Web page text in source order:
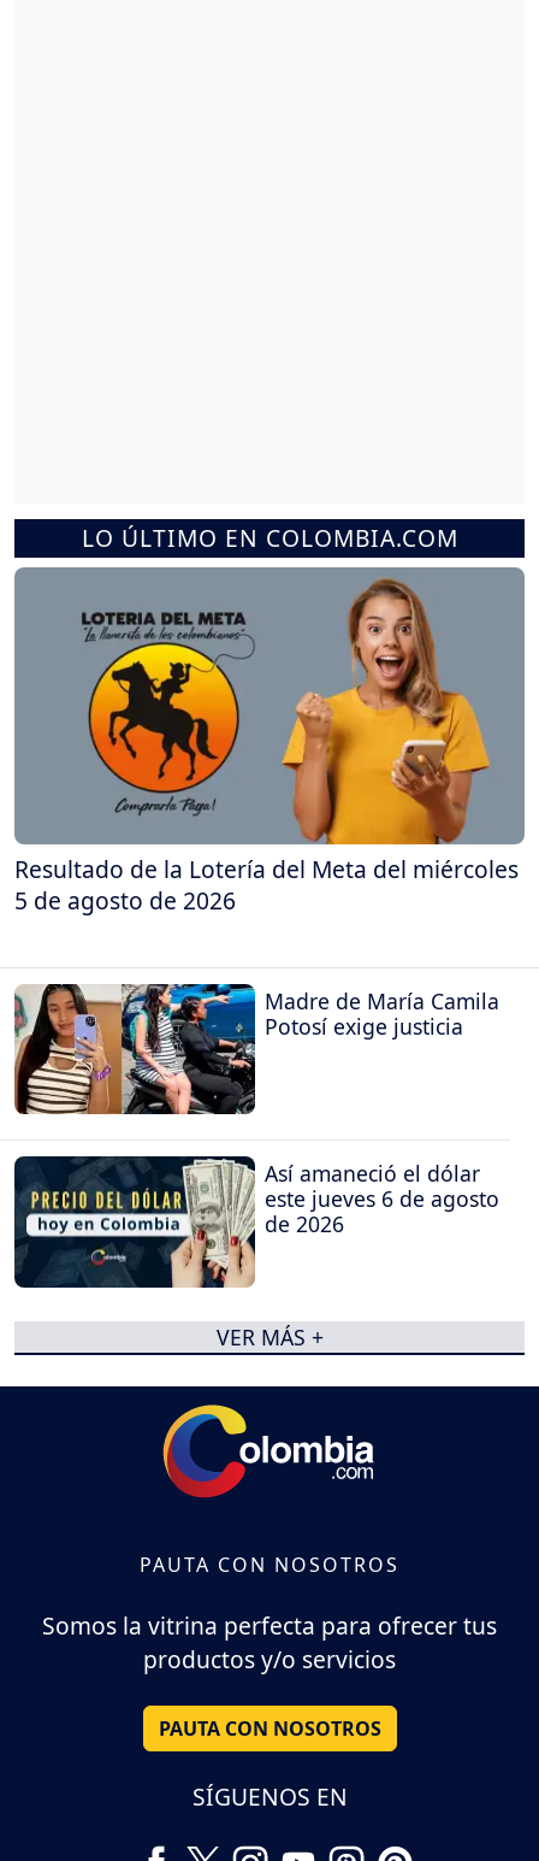
LO ÚLTIMO EN COLOMBIA.COM
Resultado de la Lotería del Meta del miércoles
5 de agosto de 2026
Madre de María Camila
Potosí exige justicia
Así amaneció el dólar
este jueves 6 de agosto
de 2026
VER MÁS +
PAUTA CON NOSOTROS
Somos la vitrina perfecta para ofrecer tus
productos y/o servicios
PAUTA CON NOSOTROS
SÍGUENOS EN